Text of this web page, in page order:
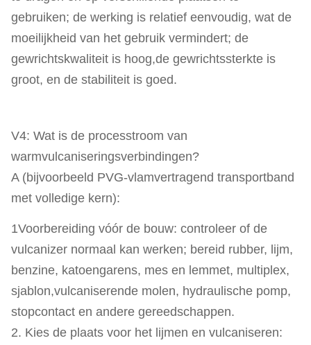
gebruiken; de werking is relatief eenvoudig, wat de
moeilijkheid van het gebruik vermindert; de
gewrichtskwaliteit is hoog,de gewrichtssterkte is
groot, en de stabiliteit is goed.
V4: Wat is de processtroom van
warmvulcaniseringsverbindingen?
A (bijvoorbeeld PVG-vlamvertragend transportband
met volledige kern):
1Voorbereiding vóór de bouw: controleer of de
vulcanizer normaal kan werken; bereid rubber, lijm,
benzine, katoengarens, mes en lemmet, multiplex,
sjablon,vulcaniserende molen, hydraulische pomp,
stopcontact en andere gereedschappen.
2. Kies de plaats voor het lijmen en vulcaniseren: